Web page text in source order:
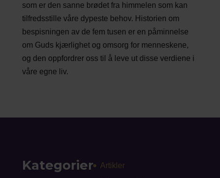
som er den sanne brødet fra himmelen som kan
tilfredsstille våre dypeste behov. Historien om
bespisningen av de fem tusen er en påminnelse
om Guds kjærlighet og omsorg for menneskene,
og den oppfordrer oss til å leve ut disse verdiene i
våre egne liv.
Kategorier Artikler